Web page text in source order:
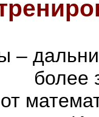
–
более